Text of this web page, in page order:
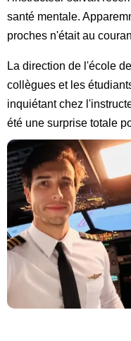
santé mentale.
proches n'était au
La direction de l'école
collègues et les
inquiétant chez
été une surprise totale